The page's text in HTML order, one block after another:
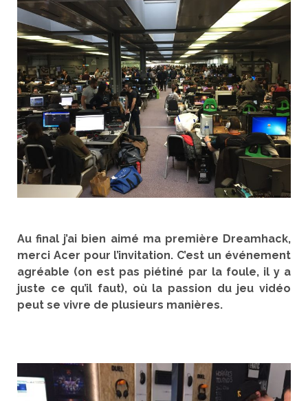
Au final j’ai bien aimé ma première Dreamhack,
merci Acer pour l’invitation. C’est un événement
agréable (on est pas piétiné par la foule, il y a
juste ce qu’il faut), où la passion du jeu vidéo
peut se vivre de plusieurs manières.